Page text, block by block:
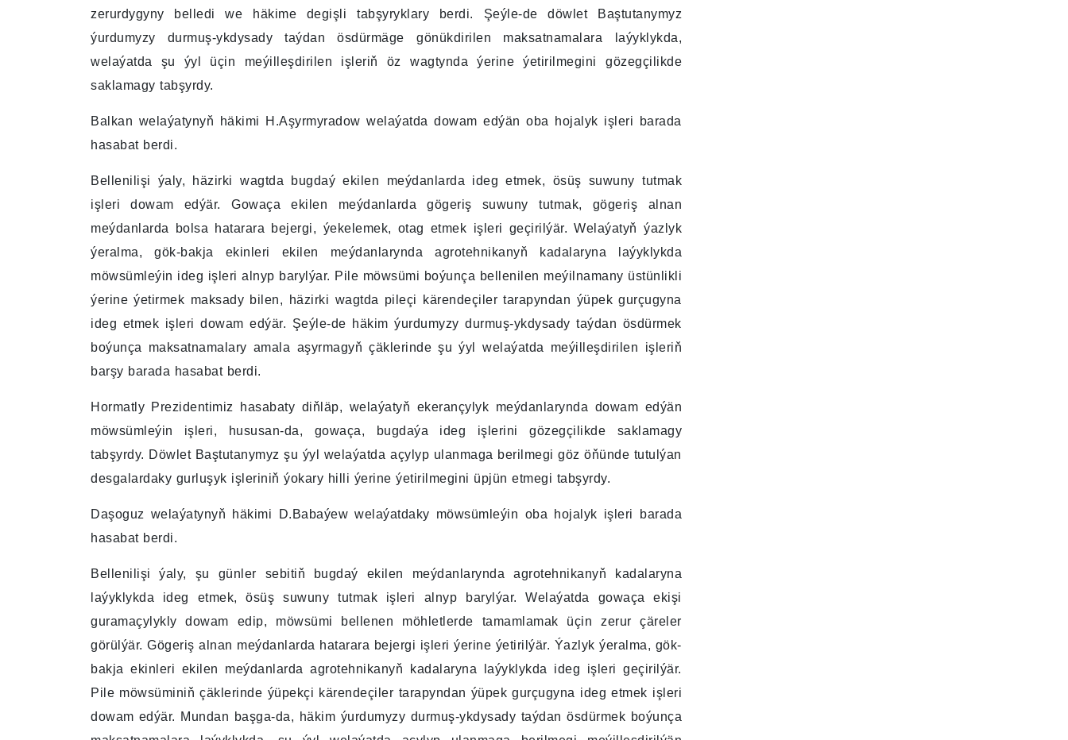
zerurdygyny belledi we häkime degişli tabşyryklary berdi. Şeýle-de döwlet Baştutanymyz
ýurdumyzy durmuş-ykdysady taýdan ösdürmäge gönükdirilen maksatnamalara laýyklykda,
welaýatda şu ýyl üçin meýilleşdirilen işleriň öz wagtynda ýerine ýetirilmegini gözegçilikde
saklamagy tabşyrdy.
Balkan welaýatynyň häkimi H.Aşyrmyradow welaýatda dowam edýän oba hojalyk işleri barada
hasabat berdi.
Bellenilişi ýaly, häzirki wagtda bugdaý ekilen meýdanlarda ideg etmek, ösüş suwuny tutmak
işleri dowam edýär. Gowaça ekilen meýdanlarda gögeriş suwuny tutmak, gögeriş alnan
meýdanlarda bolsa hatarara bejergi, ýekelemek, otag etmek işleri geçirilýär. Welaýatyň ýazlyk
ýeralma, gök-bakja ekinleri ekilen meýdanlarynda agrotehnikanyň kadalaryna laýyklykda
möwsümleýin ideg işleri alnyp barylýar. Pile möwsümi boýunça bellenilen meýilnamany üstünlikli
ýerine ýetirmek maksady bilen, häzirki wagtda pileçi kärendeçiler tarapyndan ýüpek gurçugyna
ideg etmek işleri dowam edýär. Şeýle-de häkim ýurdumyzy durmuş-ykdysady taýdan ösdürmek
boýunça maksatnamalary amala aşyrmagyň çäklerinde şu ýyl welaýatda meýilleşdirilen işleriň
barşy barada hasabat berdi.
Hormatly Prezidentimiz hasabaty diňläp, welaýatyň ekerançylyk meýdanlarynda dowam edýän
möwsümleýin işleri, hususan-da, gowaça, bugdaýa ideg işlerini gözegçilikde saklamagy
tabşyrdy. Döwlet Baştutanymyz şu ýyl welaýatda açylyp ulanmaga berilmegi göz öňünde tutulýan
desgalardaky gurluşyk işleriniň ýokary hilli ýerine ýetirilmegini üpjün etmegi tabşyrdy.
Daşoguz welaýatynyň häkimi D.Babaýew welaýatdaky möwsümleýin oba hojalyk işleri barada
hasabat berdi.
Bellenilişi ýaly, şu günler sebitiň bugdaý ekilen meýdanlarynda agrotehnikanyň kadalaryna
laýyklykda ideg etmek, ösüş suwuny tutmak işleri alnyp barylýar. Welaýatda gowaça ekişi
guramaçylykly dowam edip, möwsümi bellenen möhletlerde tamamlamak üçin zerur çäreler
görülýär. Gögeriş alnan meýdanlarda hatarara bejergi işleri ýerine ýetirilýär. Ýazlyk ýeralma, gök-
bakja ekinleri ekilen meýdanlarda agrotehnikanyň kadalaryna laýyklykda ideg işleri geçirilýär.
Pile möwsüminiň çäklerinde ýüpekçi kärendeçiler tarapyndan ýüpek gurçugyna ideg etmek işleri
dowam edýär. Mundan başga-da, häkim ýurdumyzy durmuş-ykdysady taýdan ösdürmek boýunça